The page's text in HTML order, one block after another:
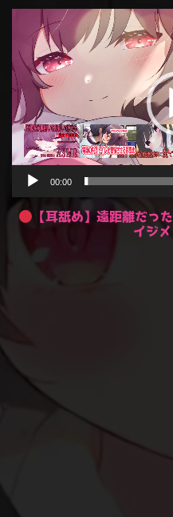
レ
ー
ヤ
ー
00:00
【耳舐め】遠距離だっ
イジ